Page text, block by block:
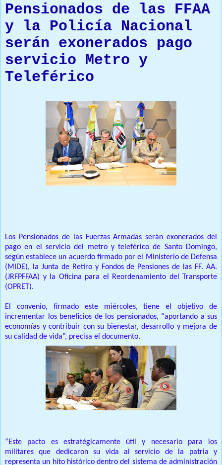
Pensionados de las FFAA
y la Policía Nacional
serán exonerados pago
servicio Metro y
Teleférico
Los Pensionados de las Fuerzas Armadas serán exonerados del
pago en el servicio del metro y teleférico de Santo Domingo,
según establece un acuerdo firmado por el Ministerio de Defensa
(MIDE), la Junta de Retiro y Fondos de Pensiones de las FF. AA.
(JRFPFFAA) y la Oficina para el Reordenamiento del Transporte
(OPRET).
El convenio, firmado este miércoles, tiene el objetivo de
incrementar los beneficios de los pensionados, “aportando a sus
economías y contribuir con su bienestar, desarrollo y mejora de
su calidad de vida”, precisa el documento.
“Este pacto es estratégicamente útil y necesario para los
militares que dedicaron su vida al servicio de la patria y
representa un hito histórico dentro del sistema de administración